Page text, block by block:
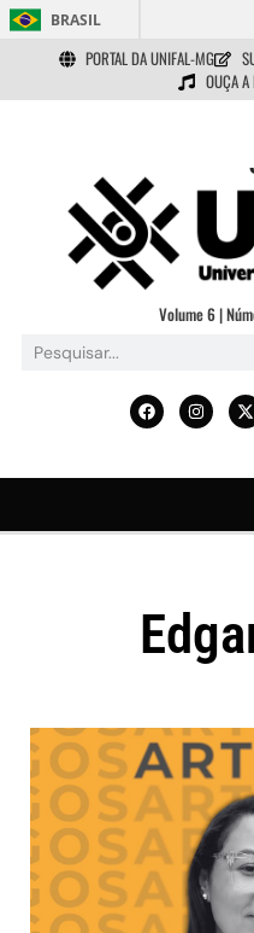
BRASIL
PORTAL DA UNIFAL-MG
OUÇA A
Volume 6 |